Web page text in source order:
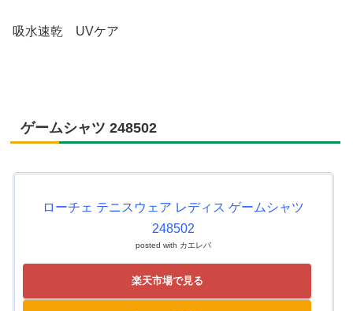
吸水速乾 UVケア
ゲームシャツ 248502
ローチェ テニスウェア レディス ゲームシャツ
248502
posted with カエレバ
楽天市場で見る